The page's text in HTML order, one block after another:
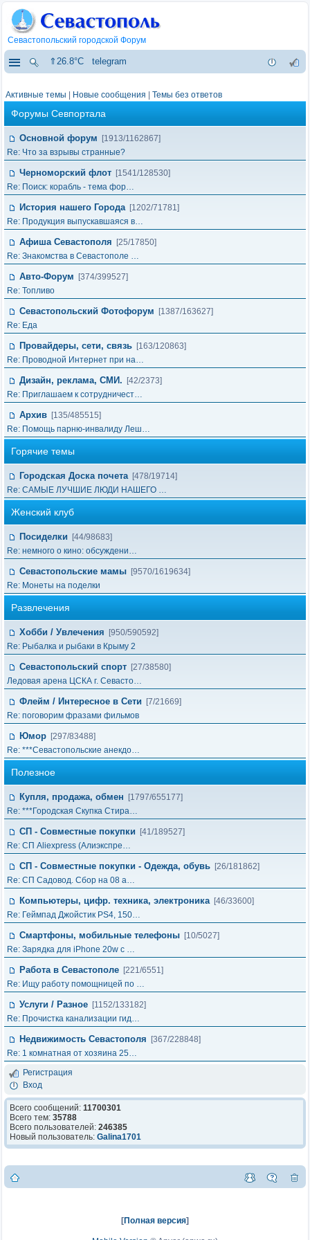
Севастопольский городской Форум
⇑26.8°C telegram
Активные темы Новые сообщения Темы без ответов
Форумы Севпортала
Основной форум
[1913/1162867]
Re: Что за взрывы странные?
Черноморский флот [1541/128530]
Re: Поиск: корабль - тема фор…
История нашего Города [1202/71781]
Re: Продукция выпускавшаяся в…
Афиша Севастополя
[25/17850]
Re: Знакомства в Севастополе …
Авто-Форум
[374/399527]
Re: Топливо
Севастопольский Фотофорум
[1387/163627]
Re: Еда
Провайдеры, сети, связь [163/120863]
Re: Проводной Интернет при на…
Дизайн, реклама, СМИ.
[42/2373]
Re: Приглашаем к сотрудничест…
Архив [135/485515]
Re: Помощь парню-инвалиду Леш…
Горячие темы
Городская Доска почета [478/19714]
Re: САМЫЕ ЛУЧШИЕ ЛЮДИ НАШЕГО …
Женский клуб
Посиделки
[44/98683]
Re: немного о кино: обсуждени…
Севастопольские мамы [9570/1619634]
Re: Монеты на поделки
Развлечения
Хобби / Увлечения
[950/590592]
Re: Рыбалка и рыбаки в Крыму 2
Севастопольский спорт [27/38580]
Ледовая арена ЦСКА г. Севасто…
Флейм / Интересное в Cети
[7/21669]
Re: поговорим фразами фильмов
Юмор [297/83488]
Re: ***Севастопольские анекдо…
Полезное
Купля, продажа, обмен
[1797/655177]
Re: ***Городская Скупка Стира…
СП - Совместные покупки
[41/189527]
Re: СП Aliexpress (Алиэкспре…
СП - Совместные покупки - Одежда, обувь [26/181862]
Re: СП Садовод. Сбор на 08 а…
Компьютеры, цифр. техника, электроника [46/33600]
Re: Геймпад Джoйcтик PS4, 150…
Смартфоны, мобильные телефоны [10/5027]
Re: Зарядка для iPhone 20w с …
Работа в Севастополе [221/6551]
Re: Ищу работу помощницей по …
Услуги / Разное [1152/133182]
Re: Прочистка канализации гид…
Недвижимость Севастополя
[367/228848]
Re: 1 комнатная от хозяина 25…
Регистрация
Вход
Всего сообщений: 11700301
Всего тем: 35788
Всего пользователей: 246385
Новый пользователь: Galina1701
[Полная версия]